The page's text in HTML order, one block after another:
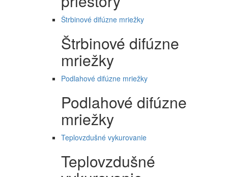
Štrbinové difúzne mriežky
Štrbinové difúzne
mriežky
Podlahové difúzne mriežky
Podlahové difúzne
mriežky
Teplovzdušné vykurovanie
Teplovzdušné